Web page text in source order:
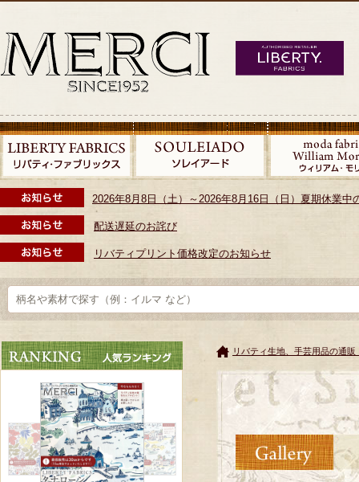
2026年8月8日（土）～2026年8月16日（日）夏期休業中
配送遅延のお詫び
リバティプリント価格改定のお知らせ
リバティ生地、手芸用品の通